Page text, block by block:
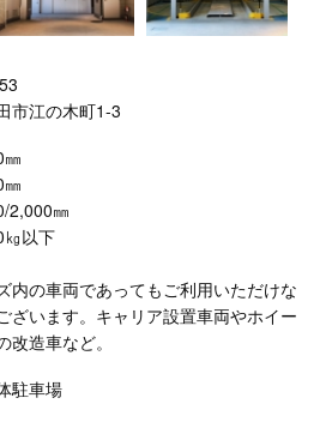
市江の木町1-3
㎜
㎜
2,000㎜
以下
内の車両であってもご利用いただけな
ざいます。キャリア設置車両やホイー
改造車など。
駐車場